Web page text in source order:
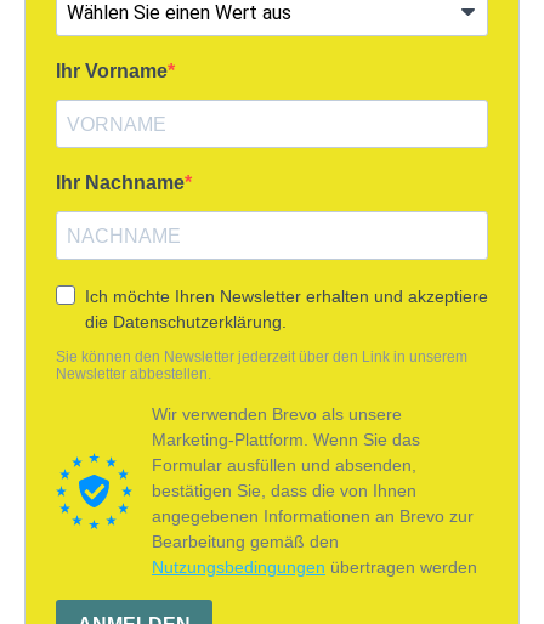
Ihr Vorname
Ihr Nachname
Ich möchte Ihren Newsletter erhalten und akzeptiere
die Datenschutzerklärung.
Sie können den Newsletter jederzeit über den Link in unserem
Newsletter abbestellen.
Wir verwenden Brevo als unsere
Marketing-Plattform. Wenn Sie das
Formular ausfüllen und absenden,
bestätigen Sie, dass die von Ihnen
angegebenen Informationen an Brevo zur
Bearbeitung gemäß den
Nutzungsbedingungen übertragen werden